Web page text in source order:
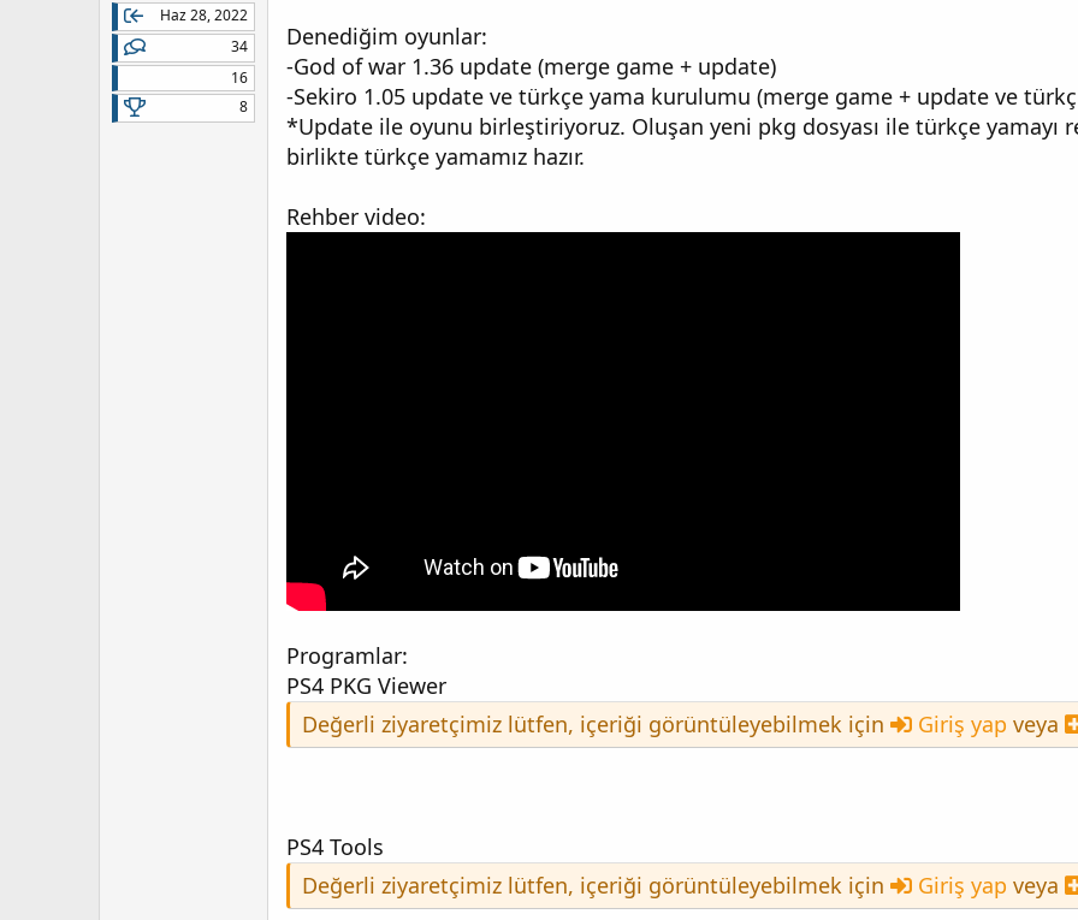
Haz 28, 2022
34
16
8
Denediğim oyunlar:
-God of war 1.36 update (merge game + update)
-Sekiro 1.05 update ve türkçe yama kurulumu (merge game + update ve
*Update ile oyunu birleştiriyoruz. Oluşan yeni pkg dosyası ile türkçe yamayı
birlikte türkçe yamamız hazır.
Rehber video:
Programlar:
PS4 PKG Viewer
Değerli ziyaretçimiz lütfen, içeriği görüntüleyebilmek için
Giriş yap veya
PS4 Tools
Değerli ziyaretçimiz lütfen, içeriği görüntüleyebilmek için
Giriş yap veya